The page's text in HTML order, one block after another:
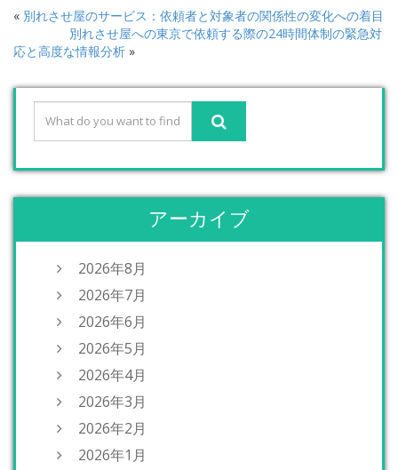
« 別れさせ屋のサービス：依頼者と対象者の関係性の変化への着目
別れさせ屋への東京で依頼する際の24時間体制の緊急対
応と高度な情報分析 »
アーカイブ
2026年8月
2026年7月
2026年6月
2026年5月
2026年4月
2026年3月
2026年2月
2026年1月